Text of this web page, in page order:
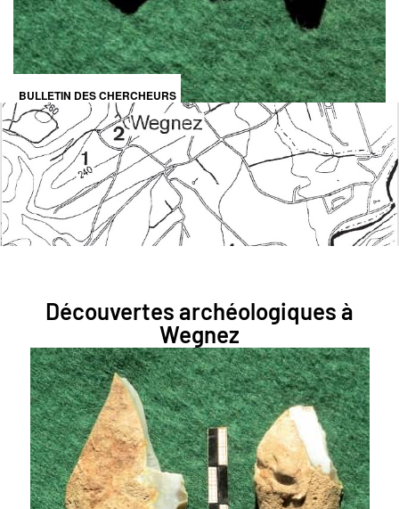
BULLETIN DES CHERCHEURS
DE LA WALLONIE XLIX, 2010-11
Découvertes archéologiques à
Wegnez